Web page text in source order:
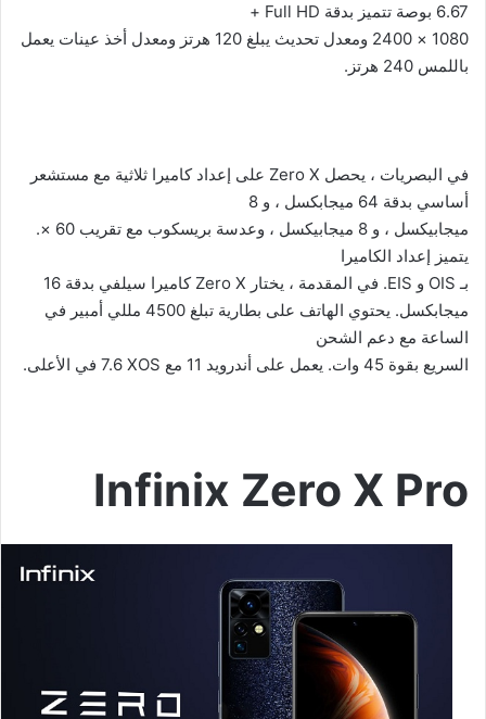
6.67 بوصة تتميز بدقة
Full HD
+
1080 × 2400 ومعدل تحديث يبلغ 120 هرتز ومعدل أخذ عينات يعمل
باللمس 240 هرتز.
في البصريات ، يحصل Zero X على إعداد كاميرا ثلاثية مع مستشعر
أساسي بدقة 64 ميجابكسل ، و 8
ميجابيكسل ، و 8 ميجابيكسل ، وعدسة بريسكوب مع تقريب 60 ×.
يتميز إعداد الكاميرا
بـ OIS و EIS. في المقدمة ، يختار Zero X كاميرا سيلفي بدقة 16
ميجابكسل. يحتوي الهاتف على بطارية تبلغ 4500 مللي أمبير في
الساعة مع دعم الشحن
السريع بقوة 45 وات. يعمل على أندرويد 11 مع
XOS
Infinix Zero X Pro